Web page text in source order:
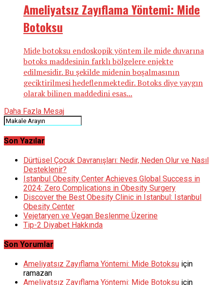
Ameliyatsız Zayıflama Yöntemi: Mide
Botoksu
Mide botoksu endoskopik yöntem ile mide duvarına
botoks maddesinin farklı bölgelere enjekte
edilmesidir. Bu şekilde midenin boşalmasının
geciktirilmesi hedeflenmektedir. Botoks diye yaygın
olarak bilinen maddedini esas...
Daha Fazla Mesaj
Son Yazılar
Dürtüsel Çocuk Davranışları: Nedir, Neden Olur ve Nasıl
Desteklenir?
Istanbul Obesity Center Achieves Global Success in
2024: Zero Complications in Obesity Surgery
Discover the Best Obesity Clinic in Istanbul: Istanbul
Obesity Center
Vejetaryen ve Vegan Beslenme Üzerine
Tip-2 Diyabet Hakkında
Son Yorumlar
Ameliyatsız Zayıflama Yöntemi: Mide Botoksu için
ramazan
Ameliyatsız Zayıflama Yöntemi: Mide Botoksu için